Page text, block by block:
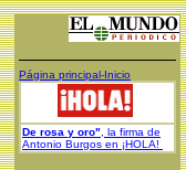
Página principal-Inicio
De rosa y oro" , la firma de
Antonio Burgos en ¡HOLA!